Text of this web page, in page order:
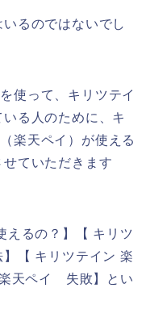
るのではないでし
使って、キリツテイ
る人のために、キ
楽天ペイ）が使える
ていただきます
えるの？】【 キリツ
【 キリツテイン 楽
天ペイ 失敗】とい